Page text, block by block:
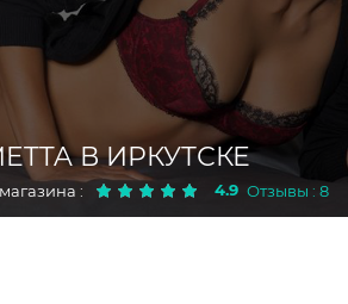
В ИРКУТСКЕ
: 4.9 Отзывы : 8